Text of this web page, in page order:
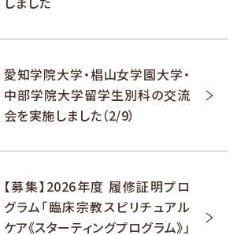
愛知学院大学・椙山女学園大学・
中部学院大学留学生別科の交流
会を実施しました（2/9）
【募集】2026年度 履修証明プロ
グラム「臨床宗教スピリチュアル
ケア《スターティングプログラム》」